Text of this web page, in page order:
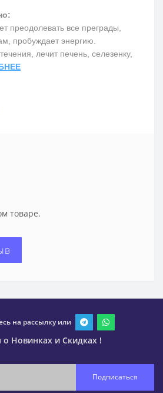
преодолевать все преграды,
пробуждает энергию.
лечит печень, селезенку,
товаре.
на рассылку или
Новинках и Скидках !
Подписаться